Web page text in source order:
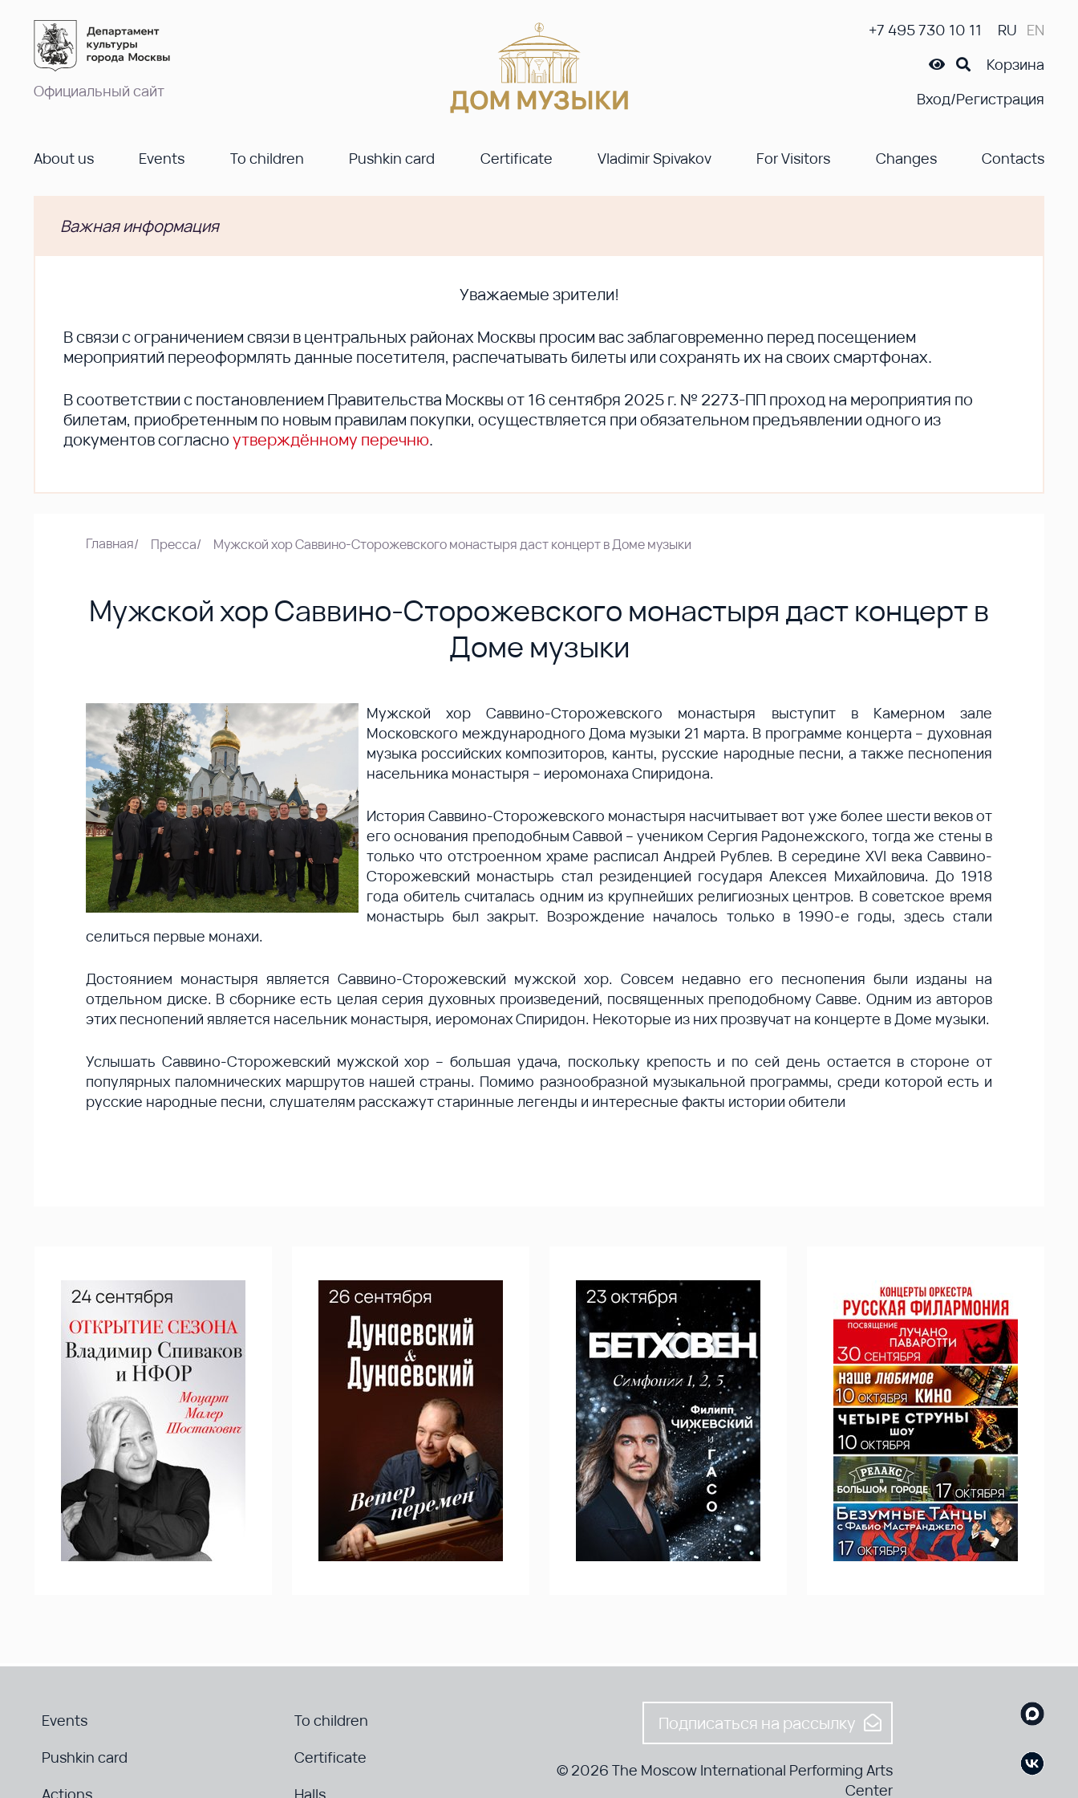
Официальный сайт
+7 495 730 10 11 RU EN
Корзина
Вход/Регистрация
About us Events To children Pushkin card Certificate Vladimir Spivakov For Visitors Changes Contacts
Важная информация
Уважаемые зрители!
В cвязи с ограничением связи в центральных районах Москвы просим вас заблаговременно перед посещением
мероприятий переоформлять данные посетителя, распечатывать билеты или сохранять их на своих смартфонах.
В соответствии с постановлением Правительства Москвы от 16 сентября 2025 г. № 2273-ПП проход на мероприятия по
билетам, приобретенным по новым правилам покупки, осуществляется при обязательном предъявлении одного из
документов согласноутверждённому перечню.
Главная/ Пресса/ Мужской хор Саввино-Сторожевского монастыря даст концерт в Доме музыки
Мужской хор Саввино-Сторожевского монастыря даст концерт в
Доме музыки
Мужской хор Саввино-Сторожевского монастыря выступит в Камерном зале
Московского международного Дома музыки 21 марта. В программе концерта – духовная
музыка российских композиторов, канты, русские народные песни, а также песнопения
насельника монастыря – иеромонаха Спиридона.
История Саввино-Сторожевского монастыря насчитывает вот уже более шести веков от
его основания преподобным Саввой – учеником Сергия Радонежского, тогда же стены в
только что отстроенном храме расписал Андрей Рублев. В середине XVI века Саввино-
Сторожевский монастырь стал резиденцией государя Алексея Михайловича. До 1918
года обитель считалась одним из крупнейших религиозных центров. В советское время
монастырь был закрыт. Возрождение началось только в 1990-е годы, здесь стали
селиться первые монахи.
Достоянием монастыря является Саввино-Сторожевский мужской хор. Совсем недавно его песнопения были изданы на
отдельном диске. В сборнике есть целая серия духовных произведений, посвященных преподобному Савве. Одним из авторов
этих песнопений является насельник монастыря, иеромонах Спиридон. Некоторые из них прозвучат на концерте в Доме музыки.
Услышать Саввино-Сторожевский мужской хор – большая удача, поскольку крепость и по сей день остается в стороне от
популярных паломнических маршрутов нашей страны. Помимо разнообразной музыкальной программы, среди которой есть и
русские народные песни, слушателям расскажут старинные легенды и интересные факты истории обители
Events
To children
Pushkin card
Certificate
Actions
Halls
Подписаться на рассылку
© 2026 The Moscow International Performing Arts
Center